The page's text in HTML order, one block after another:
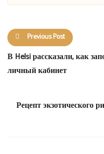
Previous Post
В Helsi рассказали, как
личный кабинет
Рецепт экзотического